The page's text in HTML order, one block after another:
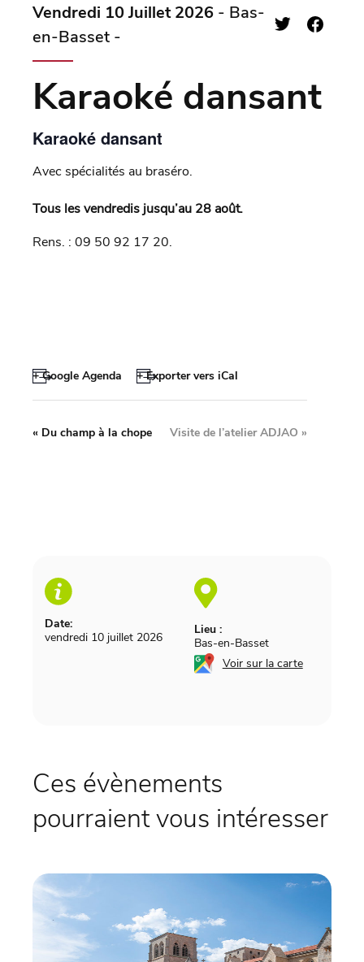
Vendredi 10 Juillet 2026 - Bas-
en-Basset -
Karaoké dansant
Karaoké dansant
Avec spécialités au braséro.
Tous les vendredis jusqu’au 28 août.
Rens. : 09 50 92 17 20.
+ Google Agenda + Exporter vers iCal
Date:
vendredi 10 juillet 2026
Lieu :
Bas-en-Basset
Voir sur la carte
« Du champ à la chope Visite de l’atelier ADJAO »
Ces évènements
pourraient vous intéresser